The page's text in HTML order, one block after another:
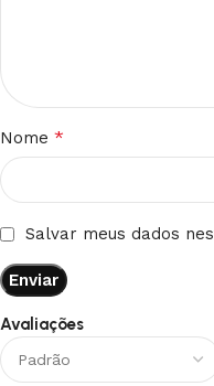
Avaliações
Nome *
Salvar meus dados